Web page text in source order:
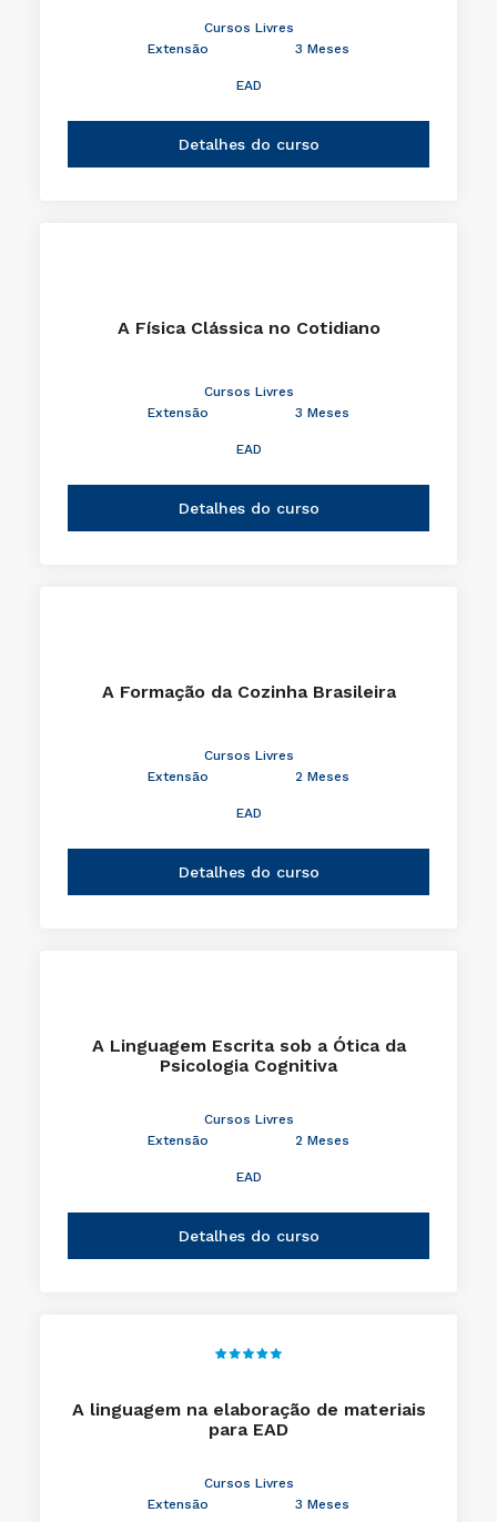
Cursos Livres
Extensão
3 Meses
EAD
Detalhes do curso
A Física Clássica no Cotidiano
Cursos Livres
Extensão
3 Meses
EAD
Detalhes do curso
A Formação da Cozinha Brasileira
Cursos Livres
Extensão
2 Meses
EAD
Detalhes do curso
A Linguagem Escrita sob a Ótica da
Psicologia Cognitiva
Cursos Livres
Extensão
2 Meses
EAD
Detalhes do curso
A linguagem na elaboração de materiais
para EAD
Cursos Livres
Extensão
3 Meses